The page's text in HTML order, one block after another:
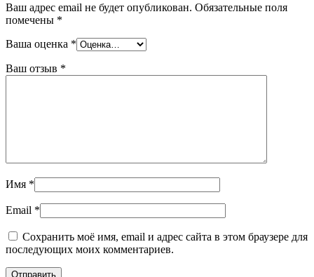
Ваш адрес email не будет опубликован. Обязательные поля
помечены *
Ваша оценка *
Ваш отзыв *
Имя *
Email *
Сохранить моё имя, email и адрес сайта в этом браузере для
последующих моих комментариев.